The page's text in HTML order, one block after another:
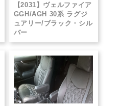
【2031】ヴェルファイア
GGH/AGH 30系 ラグジ
ュアリー/ブラック・シル
バー